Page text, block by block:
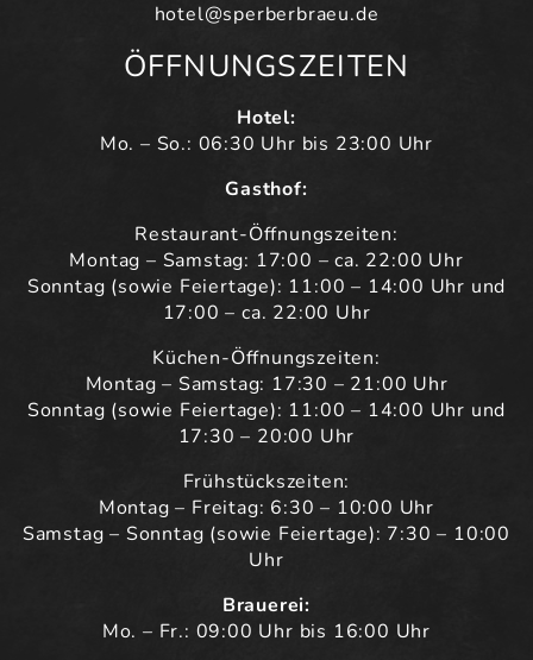
hotel@sperberbraeu.de
ÖFFNUNGSZEITEN
Hotel:
Mo. – So.: 06:30 Uhr bis 23:00 Uhr
Gasthof:
Restaurant-Öffnungszeiten:
Montag – Samstag: 17:00 – ca. 22:00 Uhr
Sonntag (sowie Feiertage): 11:00 – 14:00 Uhr und
17:00 – ca. 22:00 Uhr
Küchen-Öffnungszeiten:
Montag – Samstag: 17:30 – 21:00 Uhr
Sonntag (sowie Feiertage): 11:00 – 14:00 Uhr und
17:30 – 20:00 Uhr
Frühstückszeiten:
Montag – Freitag: 6:30 – 10:00 Uhr
Samstag – Sonntag (sowie Feiertage): 7:30 – 10:00
Uhr
Brauerei:
Mo. – Fr.: 09:00 Uhr bis 16:00 Uhr